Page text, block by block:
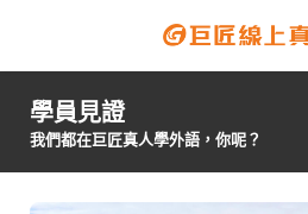
課程介紹
開課查詢
學員見證
我們都在巨匠真人學外語，你呢？